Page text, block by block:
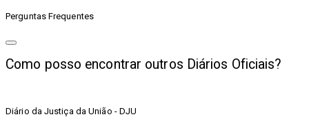
Perguntas Frequentes
Como posso encontrar outros Diários Oficiais?
Diário da Justiça da União - DJU